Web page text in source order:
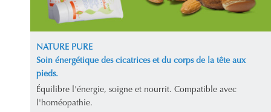
NATURE PURE
Soin énergétique des cicatrices et du corps de la tête aux
pieds.
Équilibre l'énergie, soigne et nourrit. Compatible avec
l'homéopathie.